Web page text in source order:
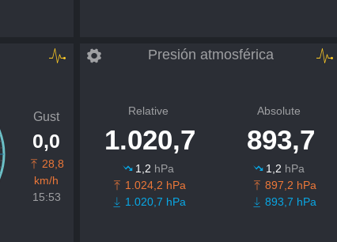
Gust
0,0
28,8
km/h
15:53
Presión atmosférica
Relative
1.020,7
1,2 hPa
1.024,2 hPa
1.020,7 hPa
Absolute
893,7
1,2 hPa
897,2 hPa
893,7 hPa